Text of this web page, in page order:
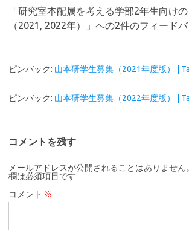
「研究室本配属を考える学部2年生向け
（2021, 2022年）
」への2件のフィードバ
ピンバック: 山本研学生募集（2021年度版） |
ピンバック: 山本研学生募集（2022年度版） |
コメントを残す
メールアドレスが公開されることはありません。
欄は必須項目です
コメント ※